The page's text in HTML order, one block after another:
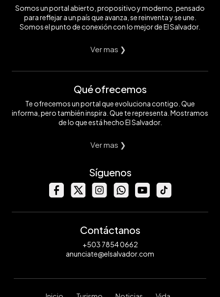
Somos un portal abierto, propositivo y moderno, pensado
para reflejar a un país que avanza, se reinventa y se une.
Somos el punto de conexión con lo mejor de El Salvador.
Ver mas ❯
Qué ofrecemos
Te ofrecemos un portal que evoluciona contigo. Que
informa, pero también inspira. Que te representa. Mostramos
de lo que está hecho El Salvador.
Ver mas ❯
Síguenos
Contáctanos
+503 7854 0662
anunciate@elsalvador.com